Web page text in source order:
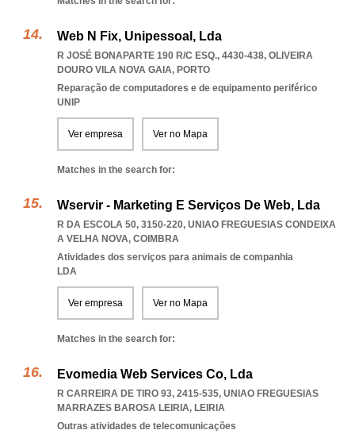
Web N Fix, Unipessoal, Lda
R JOSÉ BONAPARTE 190 R/C ESQ., 4430-438, OLIVEIRA
DOURO VILA NOVA GAIA, PORTO
Reparação de computadores e de equipamento periférico
UNIP
Ver empresa Ver no Mapa
Matches in the search for:
Wservir - Marketing E Serviços De Web, Lda
R DA ESCOLA 50, 3150-220, UNIAO FREGUESIAS CONDEIXA
A VELHA NOVA, COIMBRA
Atividades dos serviços para animais de companhia
LDA
Ver empresa Ver no Mapa
Matches in the search for:
Evomedia Web Services Co, Lda
R CARREIRA DE TIRO 93, 2415-535, UNIAO FREGUESIAS
MARRAZES BAROSA LEIRIA, LEIRIA
Outras atividades de telecomunicações